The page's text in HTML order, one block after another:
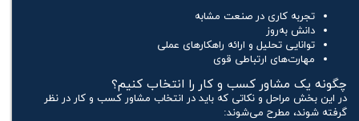
تجربه کاری در صنعت مشابه
دانش به‌روز
توانایی تحلیل و ارائه راهکارهای عملی
مهارت‌های ارتباطی قوی
چگونه یک مشاور کسب و کار را انتخاب کنیم؟
در این بخش مراحل و نکاتی که باید در انتخاب مشاور کسب و کار در نظر
گرفته شوند، مطرح می‌شوند: